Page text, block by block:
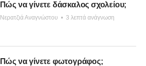
Πώς να γίνετε δάσκαλος σχολείου;
Νερατζιά Αναγνώστου • 3 λεπτά ανάγνωση
Πώς να γίνετε φωτογράφος;